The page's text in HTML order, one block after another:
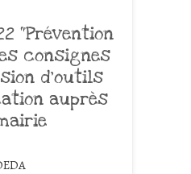
“Prévention
consignes
d’outils
auprès